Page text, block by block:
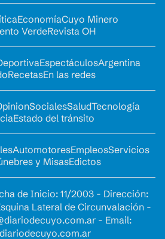
EconomíaCuyo Minero
VerdeRevista OH
EspectáculosArgentina
RecetasEn las redes
SocialesSaludTecnología
Estado del tránsito
AutomotoresEmpleosServicios
y MisasEdictos
de Inicio: 11/2003 - Dirección:
Lateral de Circunvalación -
- Email: